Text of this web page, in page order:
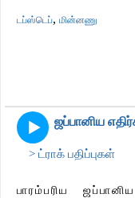
டப்ஸ்டெப், மின்னணு
ஜப்பானிய
> ட்ராக் பதிப்புகள்
பாரம்பரிய